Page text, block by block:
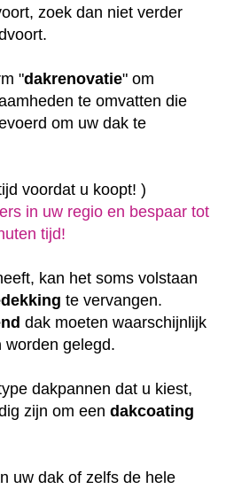
zoek dan niet verder
"dakrenovatie" om
te omvatten die
om uw dak te
voordat u koopt! )
in uw regio en bespaar tot
tijd!
kan het soms volstaan
te vervangen.
dak moeten waarschijnlijk
worden gelegd.
dakpannen dat u kiest,
zijn om een dakcoating
uw dak of zelfs de hele